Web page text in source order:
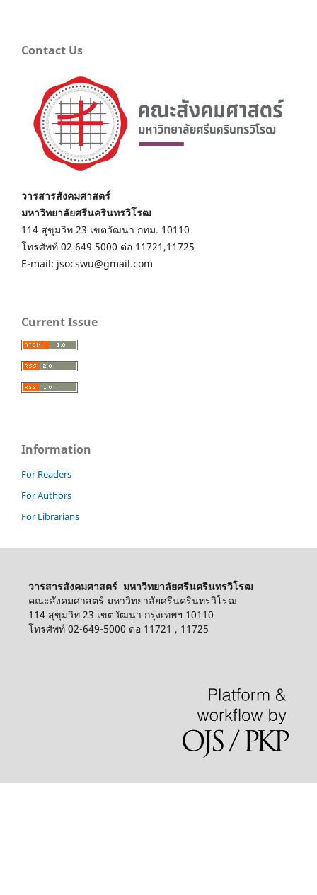
Contact Us
วารสารสังคมศาสตร์
มหาวิทยาลัยศรีนครินทรวิโรฒ
114 สุขุมวิท 23 เขตวัฒนา กทม. 10110
โทรศัพท์ 02 649 5000 ต่อ 11721,11725
E-mail: jsocswu@gmail.com
Current Issue
Information
For Readers
For Authors
For Librarians
วารสารสังคมศาสตร์ มหาวิทยาลัยศรีนครินทรวิโรฒ
คณะสังคมศาสตร์ มหาวิทยาลัยศรีนครินทรวิโรฒ
114 สุขุมวิท 23 เขตวัฒนา กรุงเทพฯ 10110
โทรศัพท์ 02-649-5000 ต่อ 11721 , 11725